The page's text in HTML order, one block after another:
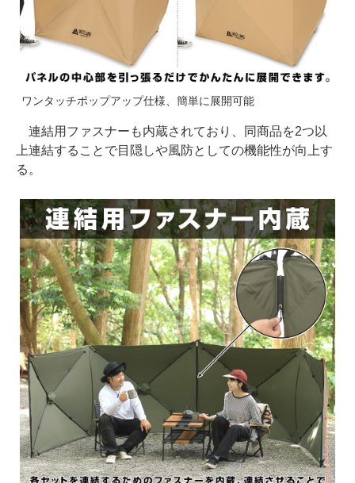
ワンタッチポップアップ仕様、簡単に展開可能
連結用ファスナーも内蔵されており、同商品を2つ以
上連結することで目隠しや風防としての機能性が向上す
る。